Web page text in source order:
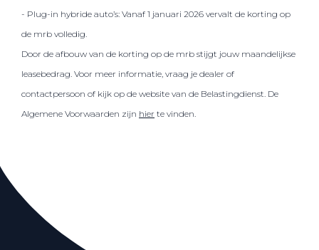
- Plug-in hybride auto’s: Vanaf 1 januari 2026 vervalt de korting op
de mrb volledig.
Door de afbouw van de korting op de mrb stijgt jouw maandelijkse
leasebedrag. Voor meer informatie, vraag je dealer of
contactpersoon of kijk op de website van de Belastingdienst. De
Algemene Voorwaarden zijn hier te vinden.